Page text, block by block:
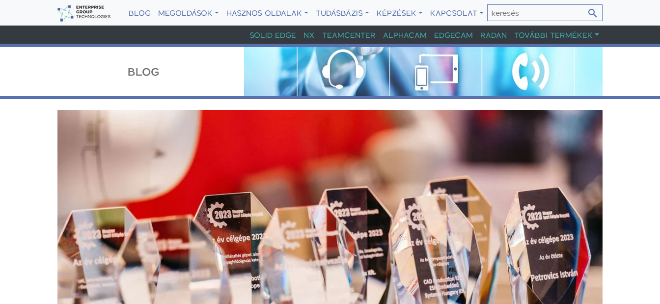
BLOG MEGOLDÁSOK HASZNOS OLDALAK TUDÁSBÁZIS KÉPZÉSEK
KAPCSOLAT
SOLID EDGE
NX TEAMCENTER ALPHACAM EDGECAM RADAN TOVÁBBI TERMÉKEK
BLOG